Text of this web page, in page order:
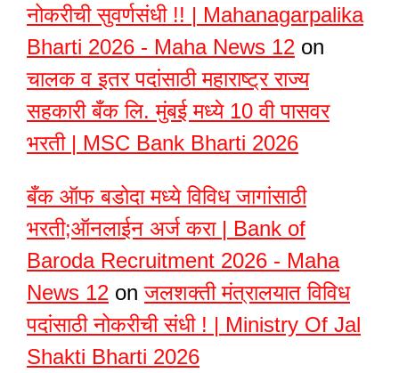
नोकरीची सुवर्णसंधी !! | Mahanagarpalika
Bharti 2026 - Maha News 12 on
चालक व इतर पदांसाठी महाराष्ट्र राज्य
सहकारी बँक लि. मुंबई मध्ये 10 वी पासवर
भरती | MSC Bank Bharti 2026
बँक ऑफ बडोदा मध्ये विविध जागांसाठी
भरती;ऑनलाईन अर्ज करा | Bank of
Baroda Recruitment 2026 - Maha
News 12 onजलशक्ती मंत्रालयात विविध
पदांसाठी नोकरीची संधी ! | Ministry Of Jal
Shakti Bharti 2026